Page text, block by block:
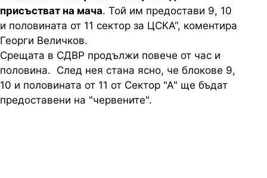
присъстват на мача. Той им предостави 9, 10
и половината от 11 сектор за ЦСКА“, коментира
Георги Величков.
Срещата в СДВР продължи повече от час и
половина. След нея стана ясно, че блокове 9,
10 и половината от 11 от Сектор "А" ще бъдат
предоставени на "червените".